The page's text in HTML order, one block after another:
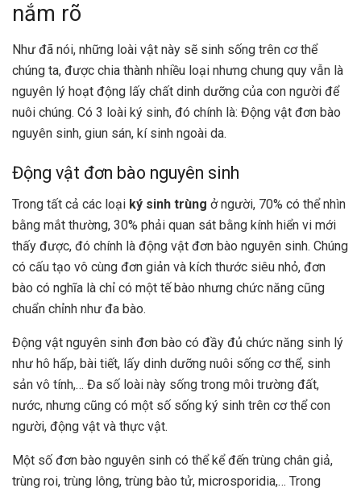
nắm rõ
Như đã nói, những loài vật này sẽ sinh sống trên cơ thể
chúng ta, được chia thành nhiều loại nhưng chung quy vẫn là
nguyên lý hoạt động lấy chất dinh dưỡng của con người để
nuôi chúng. Có 3 loài ký sinh, đó chính là: Động vật đơn bào
nguyên sinh, giun sán, kí sinh ngoài da.
Động vật đơn bào nguyên sinh
Trong tất cả các loại ký sinh trùng ở người, 70% có thể nhìn
bằng mắt thường, 30% phải quan sát bằng kính hiển vi mới
thấy được, đó chính là động vật đơn bào nguyên sinh. Chúng
có cấu tạo vô cùng đơn giản và kích thước siêu nhỏ, đơn
bào có nghĩa là chỉ có một tế bào nhưng chức năng cũng
chuẩn chỉnh như đa bào.
Động vật nguyên sinh đơn bào có đầy đủ chức năng sinh lý
như hô hấp, bài tiết, lấy dinh dưỡng nuôi sống cơ thể, sinh
sản vô tính,… Đa số loài này sống trong môi trường đất,
nước, nhưng cũng có một số sống ký sinh trên cơ thể con
người, động vật và thực vật.
Một số đơn bào nguyên sinh có thể kể đến trùng chân giả,
trùng roi, trùng lông, trùng bào tử, microsporidia,… Trong